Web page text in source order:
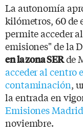
La autonomía
kilómetros, 60 de
permite acceder
emisiones" de la
en la zona SERde
acceder al centro
contaminación,
la entrada en
Emisiones
noviembre.